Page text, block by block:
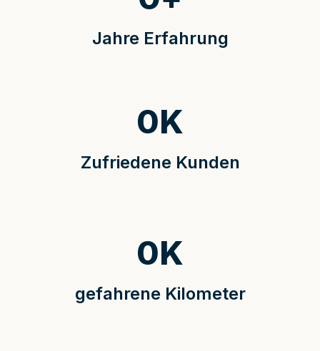
Jahre Erfahrung
Zufriedene Kunden
0K
gefahrene Kilometer
0K